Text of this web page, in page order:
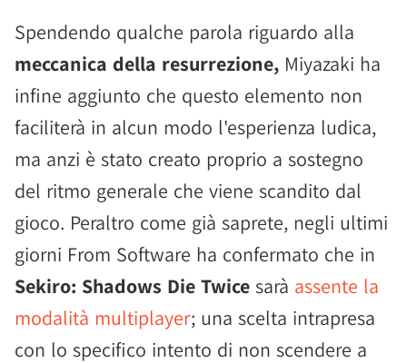
Spendendo qualche parola riguardo alla
meccanica della resurrezione, Miyazaki ha
infine aggiunto che questo elemento non
faciliterà in alcun modo l'esperienza ludica,
ma anzi è stato creato proprio a sostegno
del ritmo generale che viene scandito dal
gioco. Peraltro come già saprete, negli ultimi
giorni From Software ha confermato che in
Sekiro: Shadows Die Twice sarà assente la
modalità multiplayer; una scelta intrapresa
con lo specifico intento di non scendere a